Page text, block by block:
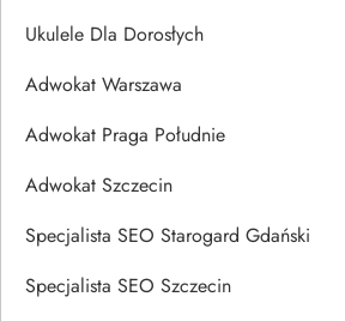
Ukulele Dla Dorosłych
Adwokat Warszawa
Adwokat Praga Południe
Adwokat Szczecin
Specjalista SEO Starogard Gdański
Specjalista SEO Szczecin